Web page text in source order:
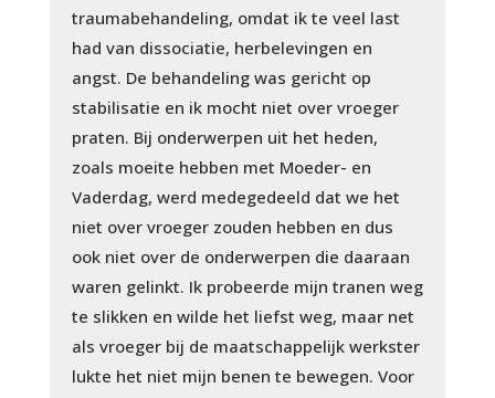
traumabehandeling, omdat ik te veel last
had van dissociatie, herbelevingen en
angst. De behandeling was gericht op
stabilisatie en ik mocht niet over vroeger
praten. Bij onderwerpen uit het heden,
zoals moeite hebben met Moeder- en
Vaderdag, werd medegedeeld dat we het
niet over vroeger zouden hebben en dus
ook niet over de onderwerpen die daaraan
waren gelinkt. Ik probeerde mijn tranen weg
te slikken en wilde het liefst weg, maar net
als vroeger bij de maatschappelijk werkster
lukte het niet mijn benen te bewegen. Voor